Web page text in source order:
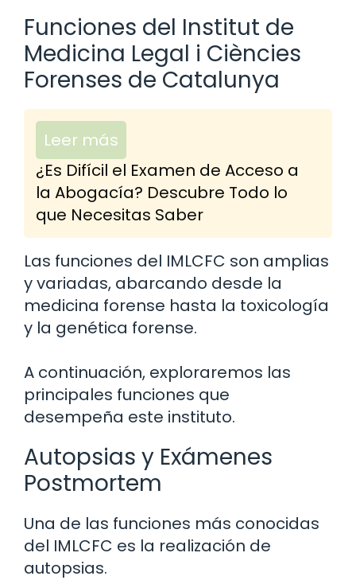
Funciones del Institut de
Medicina Legal i Ciències
Forenses de Catalunya
Leer más
¿Es Difícil el Examen de Acceso a
la Abogacía? Descubre Todo lo
que Necesitas Saber
Las funciones del IMLCFC son amplias
y variadas, abarcando desde la
medicina forense hasta la toxicología
y la genética forense.
A continuación, exploraremos las
principales funciones que
desempeña este instituto.
Autopsias y Exámenes
Postmortem
Una de las funciones más conocidas
del IMLCFC es la realización de
autopsias.